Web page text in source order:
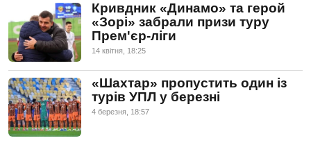
Кривдник «Динамо» та герой
«Зорі» забрали призи туру
Прем'єр-ліги
14 квiтня, 18:25
«Шахтар» пропустить один із
турів УПЛ у березні
4 березня, 18:57